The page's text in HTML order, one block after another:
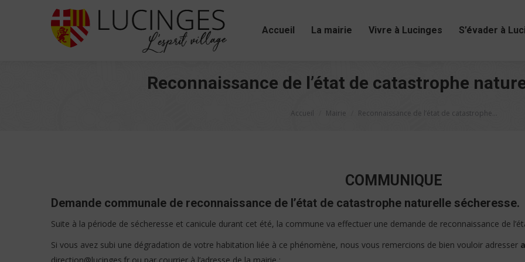
Accueil La mairie Vivre à Lucinges S’évader à
Reconnaissance de l’état de catastrophe
Accueil Mairie Reconnaissance de l’état de catastrophe…
COMMUNIQUE
Demande communale de reconnaissance de l’état de catastrophe naturelle sécheresse.
Suite à la période de sécheresse et canicule durant cet été, la commune va effectuer une demande de reconnaissance de
Si vous avez subi une dégradation de votre habitation liée à ce phénomène, nous vous remercions de bien vouloir adresser